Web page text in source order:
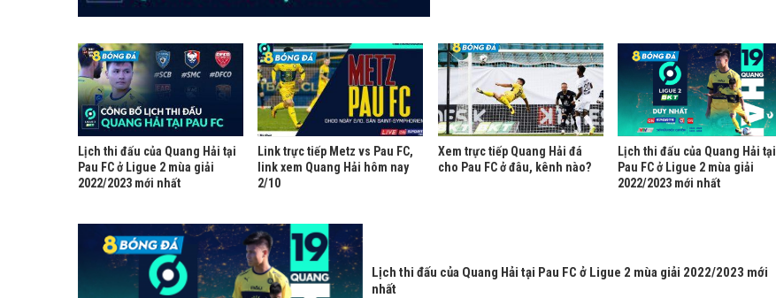
Lịch thi đấu của Quang Hải tại
Pau FC ở Ligue 2 mùa giải
2022/2023 mới nhất
Link trực tiếp Metz vs Pau FC,
link xem Quang Hải hôm nay
2/10
Xem trực tiếp Quang Hải đá
cho Pau FC ở đâu, kênh nào?
Lịch thi đấu của Quang Hải tại
Pau FC ở Ligue 2 mùa giải
2022/2023 mới nhất
Lịch thi đấu của Quang Hải tại Pau FC ở Ligue 2 mùa giải 2022/2023 mới
nhất